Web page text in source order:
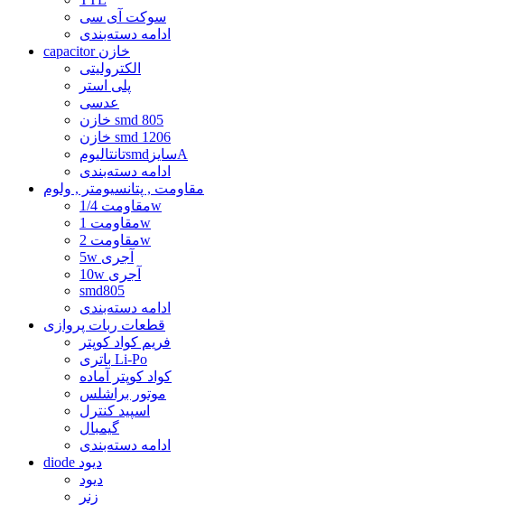
سوکت آی سی
ادامه دسته‌بندی
capacitor خازن
الکترولیتی
پلی استر
عدسی
خازن smd 805
خازن smd 1206
تانتالیومsmdسایزA
ادامه دسته‌بندی
مقاومت , پتانسیومتر , ولوم
مقاومت 1/4w
مقاومت 1w
مقاومت 2w
5w آجری
10w آجری
smd805
ادامه دسته‌بندی
قطعات ربات پروازی
فریم کواد کوپتر
باتری Li-Po
کواد کوپتر آماده
موتور براشلس
اسپید کنترل
گیمبال
ادامه دسته‌بندی
diode دیود
دیود
زنر